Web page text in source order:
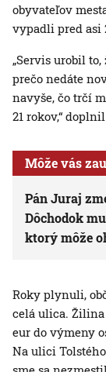
obyvateľov
vypadli pred asi
„Servis urobil
prečo nedáte
navyše, čo trčí
21 rokov,“
Môže vás
Pán Juraj
Dôchodok
ktorý môže
Roky plynuli,
celá ulica.
eur do výmeny
Na ulici